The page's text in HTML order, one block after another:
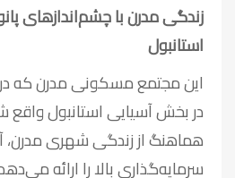
زندگی مدرن با چشم‌اندازهای
استانبول
این مجتمع مسکونی مدرن که در
در بخش آسیایی استانبول
هماهنگ از زندگی شهری
سرمایه‌گذاری بالا را ارائه